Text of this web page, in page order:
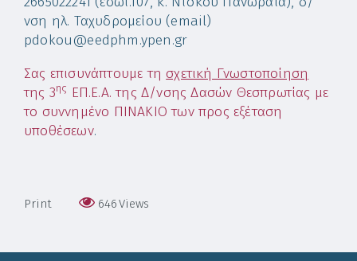
νση ηλ. Ταχυδρομείου (email)
pdokou@eedphm.ypen.gr
Σας επισυνάπτουμε τη σχετική Γνωστοποίηση
της 3ης ΕΠ.Ε.Α. της Δ/νσης Δασών Θεσπρωτίας με
το συννημένο ΠΙΝΑΚΙΟ των προς εξέταση
υποθέσεων.
Print 646Views